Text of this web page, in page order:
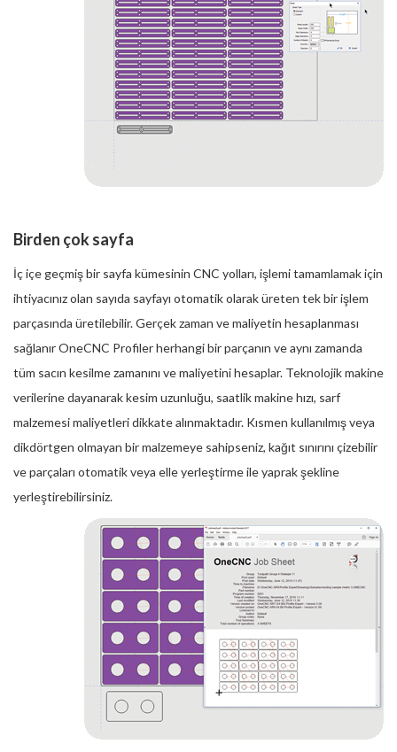
Birden çok sayfa
İç içe geçmiş bir sayfa kümesinin CNC yolları, işlemi tamamlamak için
ihtiyacınız olan sayıda sayfayı otomatik olarak üreten tek bir işlem
parçasında üretilebilir. Gerçek zaman ve maliyetin hesaplanması
sağlanır OneCNC Profiler herhangi bir parçanın ve aynı zamanda
tüm sacın kesilme zamanını ve maliyetini hesaplar. Teknolojik makine
verilerine dayanarak kesim uzunluğu, saatlik makine hızı, sarf
malzemesi maliyetleri dikkate alınmaktadır. Kısmen kullanılmış veya
dikdörtgen olmayan bir malzemeye sahipseniz, kağıt sınırını çizebilir
ve parçaları otomatik veya elle yerleştirme ile yaprak şekline
yerleştirebilirsiniz.